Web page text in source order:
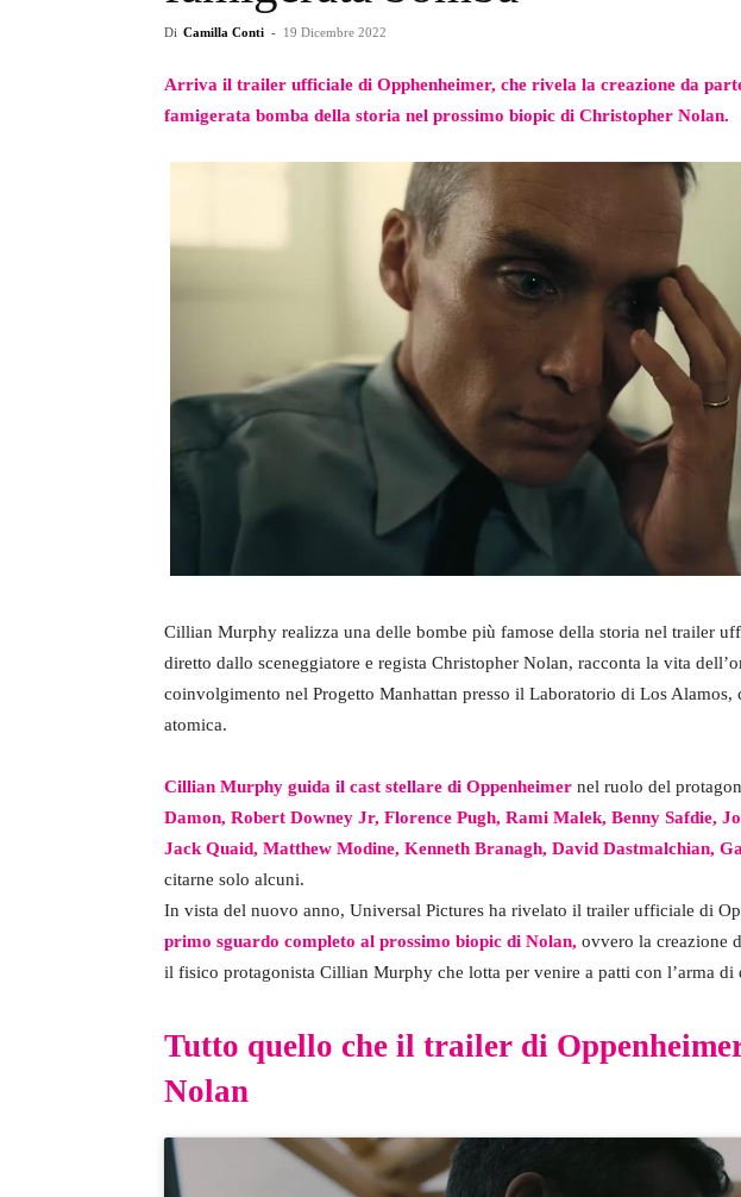
Di Camilla Conti - 19 Dicembre 2022
Arriva il trailer ufficiale di Opphenheimer, che rivela la creazione da
famigerata bomba della storia nel prossimo biopic di Christopher Nolan.
Cillian Murphy realizza una delle bombe più famose della storia nel trailer
diretto dallo sceneggiatore e regista Christopher Nolan, racconta la vita
coinvolgimento nel Progetto Manhattan presso il Laboratorio di Los Alamos,
atomica.
Cillian Murphy guida il cast stellare di Oppenheimer nel ruolo del
Damon, Robert Downey Jr, Florence Pugh, Rami Malek, Benny Safdie,
Jack Quaid, Matthew Modine, Kenneth Branagh, David Dastmalchian,
citarne solo alcuni.
In vista del nuovo anno, Universal Pictures ha rivelato il trailer ufficiale di
primo sguardo completo al prossimo biopic di Nolan, ovvero la creazione
il fisico protagonista Cillian Murphy che lotta per venire a patti con l’arma di
Tutto quello che il trailer di
Nolan